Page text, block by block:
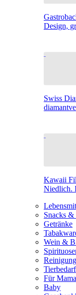
Design,
Swiss
Kawaii
Niedlich.
Snacks &
Getränke
Wein &
Tierbedarf
Für Mama
Baby